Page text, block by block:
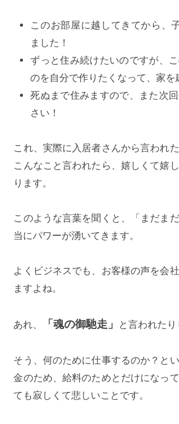
このお部屋に越してきてから、
ました！
ずっと住み続けたいのですが、
のを自分で作りたくなって、家を
死ぬまで住みますので、また次
さい！
これ、実際に入居者さんから言われ
こんなこと言われたら、嬉しくて嬉
ります。
このような言葉を聞くと、「まだま
当にパワーが湧いてきます。
よくビジネスでも、お客様の声を会
ますよね。
あれ、 「魂の御馳走」 と言われたり
そう、何のために仕事するのか？と
金のため、給料のためとだけになっ
ても寂しくて悲しいことです。